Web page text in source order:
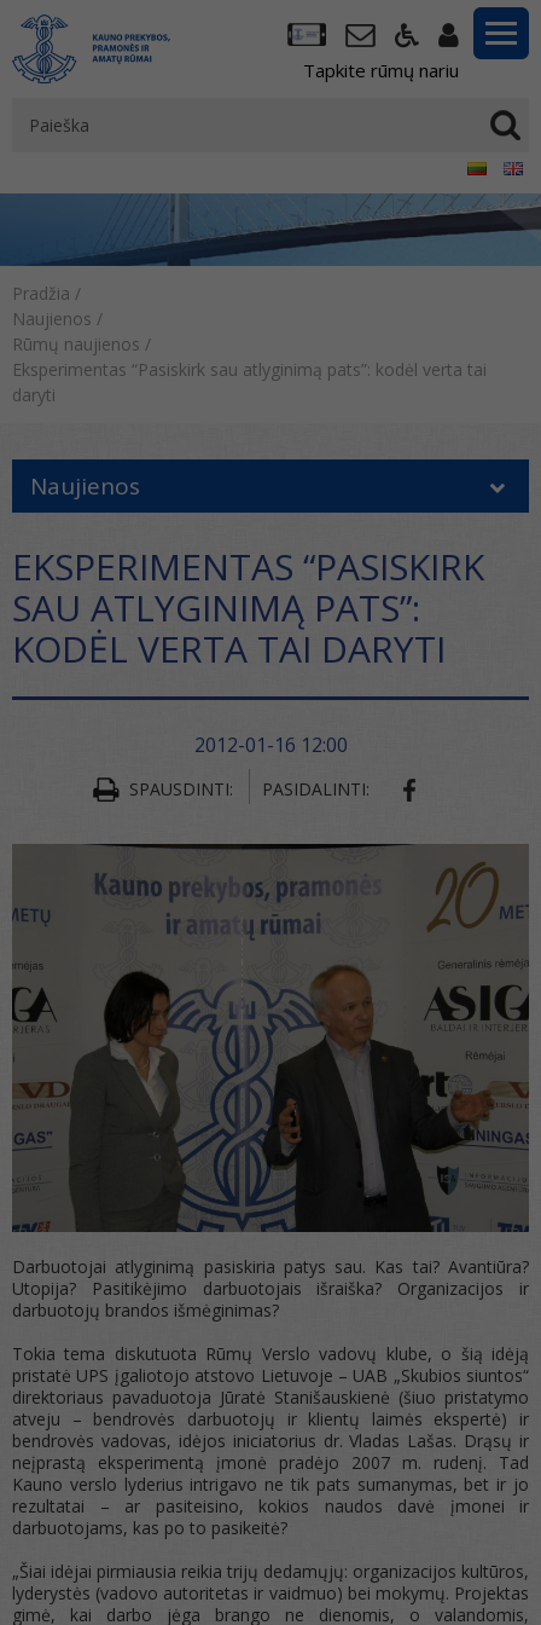
Tapkite rūmų nariu
Pradžia /
Naujienos /
Rūmų naujienos /
Eksperimentas “Pasiskirk sau atlyginimą pats”: kodėl verta tai
daryti
Naujienos
EKSPERIMENTAS “PASISKIRK
SAU ATLYGINIMĄ PATS”:
KODĖL VERTA TAI DARYTI
2012-01-16 12:00
SPAUSDINTI: PASIDALINTI:
Darbuotojai atlyginimą pasiskiria patys sau. Kas tai? Avantiūra?
Utopija? Pasitikėjimo darbuotojais išraiška? Organizacijos ir
darbuotojų brandos išmėginimas?
Tokia tema diskutuota Rūmų Verslo vadovų klube, o šią idėją
pristatė UPS įgaliotojo atstovo Lietuvoje – UAB „Skubios siuntos“
direktoriaus pavaduotoja Jūratė Stanišauskienė (šiuo pristatymo
atveju – bendrovės darbuotojų ir klientų laimės ekspertė) ir
bendrovės vadovas, idėjos iniciatorius dr. Vladas Lašas. Drąsų ir
neįprastą eksperimentą įmonė pradėjo 2007 m. rudenį. Tad
Kauno verslo lyderius intrigavo ne tik pats sumanymas, bet ir jo
rezultatai – ar pasiteisino, kokios naudos davė įmonei ir
darbuotojams, kas po to pasikeitė?
„Šiai idėjai pirmiausia reikia trijų dedamųjų: organizacijos kultūros,
lyderystės (vadovo autoritetas ir vaidmuo) bei mokymų. Projektas
gimė, kai darbo jėga brango ne dienomis, o valandomis,